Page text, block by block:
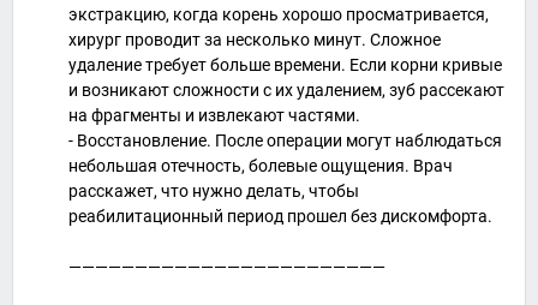
экстракцию, когда корень хорошо просматривается,
хирург проводит за несколько минут. Сложное
удаление требует больше времени. Если корни кривые
и возникают сложности с их удалением, зуб рассекают
на фрагменты и извлекают частями.
- Восстановление. После операции могут наблюдаться
небольшая отечность, болевые ощущения. Врач
расскажет, что нужно делать, чтобы
реабилитационный период прошел без дискомфорта.
————————————————————————